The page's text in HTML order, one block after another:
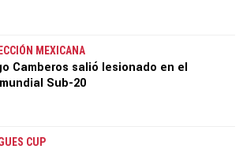
MEXICANA
Camberos salió lesionado en el
Sub-20
CUP